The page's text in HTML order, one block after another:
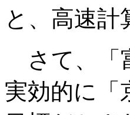
と、高速
さて、「
実効的に「